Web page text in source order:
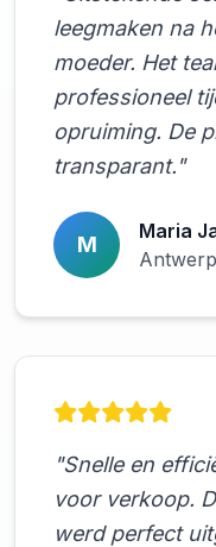
leegmaken na
moeder. Het
professioneel
opruiming. De
transparant."
M
Maria
"Snelle en
voor verkoop.
werd perfect